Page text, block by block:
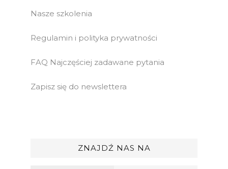
Nasze szkolenia
Regulamin i polityka prywatności
FAQ Najczęściej zadawane pytania
Zapisz się do newslettera
ZNAJDŹ NAS NA